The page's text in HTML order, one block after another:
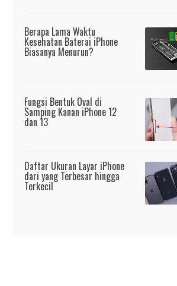
Berapa Lama Waktu
Kesehatan Baterai iPhone
Biasanya Menurun?
Fungsi Bentuk Oval di
Samping Kanan iPhone 12
dan 13
Daftar Ukuran Layar iPhone
dari yang Terbesar hingga
Terkecil